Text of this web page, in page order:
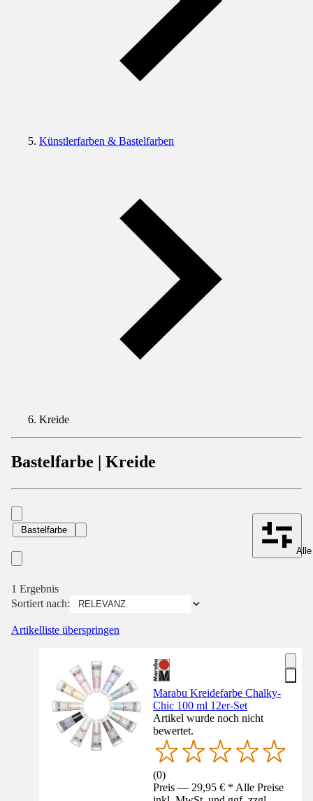
Künstlerfarben & Bastelfarben
Kreide
Bastelfarbe | Kreide
Bastelfarbe
1 Ergebnis
Sortiert nach:
Artikelliste überspringen
Marabu Kreidefarbe Chalky-
Chic 100 ml 12er-Set
Artikel wurde noch nicht
bewertet.
(0)
Preis — 29,95 € * Alle Preise